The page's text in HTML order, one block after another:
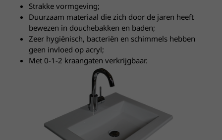
Strakke vormgeving;
Duurzaam materiaal die zich door de jaren heeft
bewezen in douchebakken en baden;
Zeer hygiënisch, bacteriën en schimmels hebben
geen invloed op acryl;
Met 0-1-2 kraangaten verkrijgbaar.